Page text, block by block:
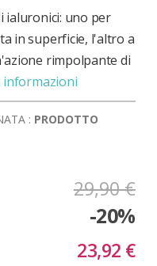
ialuronici: uno per
in superficie, l'altro a
rimpolpante di
informazioni
: PRODOTTO
29,90 €
-20%
23,92 €